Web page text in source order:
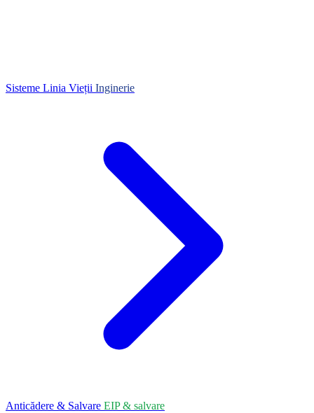
Sisteme Linia Vieții Inginerie
Anticădere & Salvare EIP & salvare